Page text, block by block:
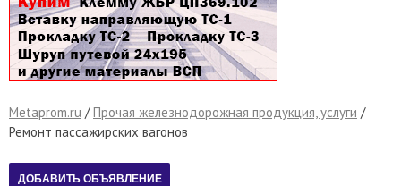
Metaprom.ru /Прочая железнодорожная продукция, услуги /
Ремонт пассажирских вагонов